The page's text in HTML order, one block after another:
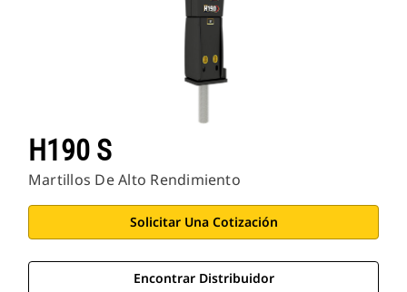
H190 S
Martillos De Alto Rendimiento
Solicitar Una Cotización
Encontrar Distribuidor